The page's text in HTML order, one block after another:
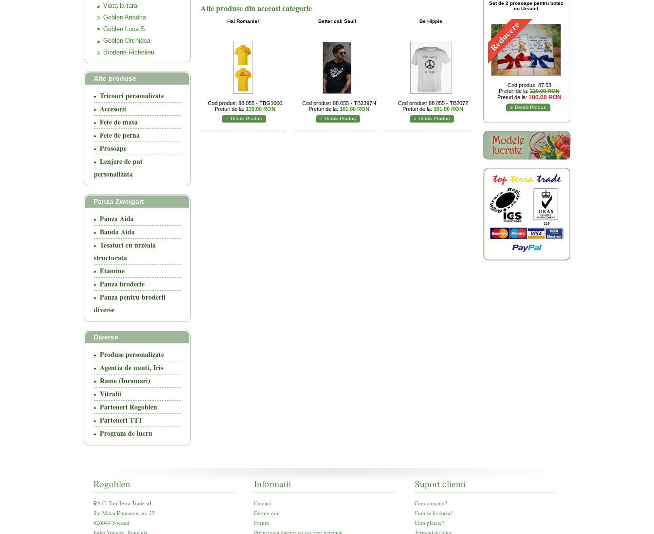
Viata la tara
Goblen Ariadna
Goblen Luca S
Goblen Orchidea
Broderie Richelieu
Alte produse
Tricouri personalizate
Accesorii
Fete de masa
Fete de perna
Prosoape
Lenjere de pat
personalizata
Panza Zweigart
Panza Aida
Banda Aida
Tesaturi cu urzeala
structurata
Etamine
Panza broderie
Panza pentru broderii
diverse
Diverse
Produse personalizate
Agentia de nunti, Iris
Rame (Inramari)
Vitralii
Parteneri Rogoblen
Parteneri TTT
Program de lucru
Alte produse din aceeasi categorie
Hai Romania!
Cod produs: 88.055 - TBG1000
Preturi de la: 139.00 RON
Detalii Produs
Better call Saul!
Cod produs: 88.055 - TB2397N
Preturi de la: 101.00 RON
Detalii Produs
Be Hippie
Cod produs: 88.055 - TB2072
Preturi de la: 101.00 RON
Detalii Produs
Set de 2 prosoape pentru botez
cu Ursulet
Reducere
Cod produs: 87.53
Preturi de la: 220.00 RON
Preturi de la: 180.00 RON
Detalii Produs
Rogoblen
S.C. Top Terra Trade srl
Str. Mihai Eminescu, nr. 23
620048 Focsani
Județ Vrancea, România
Informatii
Contact
Despre noi
Forum
Prelucrarea datelor cu caracter personal
Suport clienti
Cum comand?
Cum se livreaza?
Cum platesc?
Termeni de retur